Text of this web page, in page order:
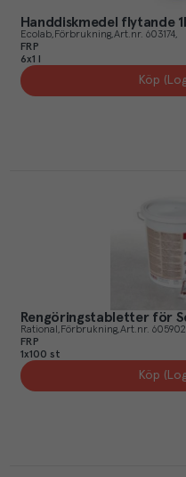
Handdiskmedel flytande
Ecolab Förbrukning Art.nr. 603174
FRP
6x1 l
Köp
Rengöringstabletter för
Rational Förbrukning Art.nr. 605902
FRP
1x100 st
Köp